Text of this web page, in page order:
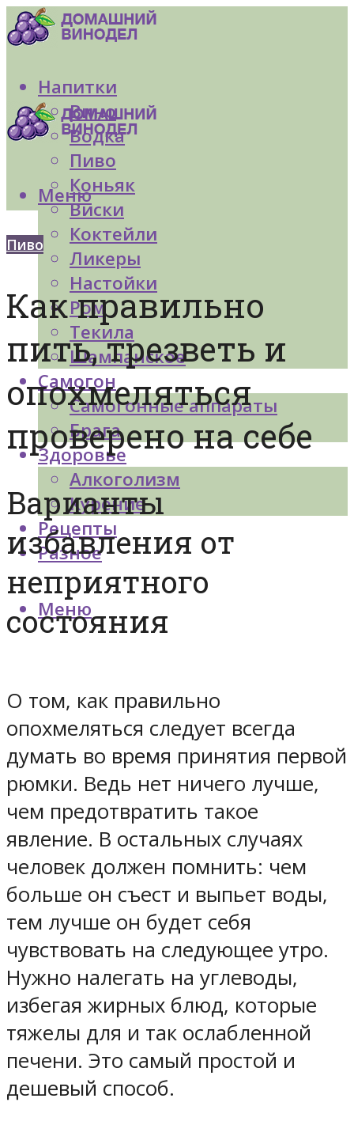
Напитки
Вино
Водка
Пиво
Коньяк
Виски
Коктейли
Ликеры
Настойки
Ром
Текила
Шампанское
Самогон
Самогонные аппараты
Брага
Здоровье
Алкоголизм
Курение
Рецепты
Разное
Меню
Меню
Пиво
Как правильно
пить, трезветь и
опохмеляться
проверено на себе
Варианты
избавления от
неприятного
состояния
О том, как правильно
опохмеляться следует всегда
думать во время принятия первой
рюмки. Ведь нет ничего лучше,
чем предотвратить такое
явление. В остальных случаях
человек должен помнить: чем
больше он съест и выпьет воды,
тем лучше он будет себя
чувствовать на следующее утро.
Нужно налегать на углеводы,
избегая жирных блюд, которые
тяжелы для и так ослабленной
печени. Это самый простой и
дешевый способ.